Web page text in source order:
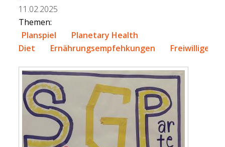
11.02.2025
Themen:
Planspiel
Planetary Health
Diet
Ernährungsempfehkungen Freiwillige